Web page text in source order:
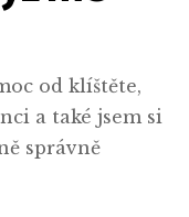
od klíštěte,
a také jsem si
správně